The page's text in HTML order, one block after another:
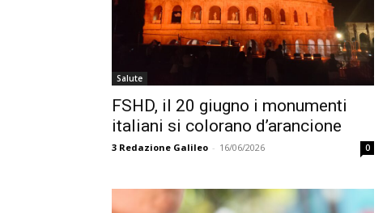
Salute
FSHD, il 20 giugno i monumenti
italiani si colorano d’arancione
3 Redazione Galileo - 16/06/2026 0